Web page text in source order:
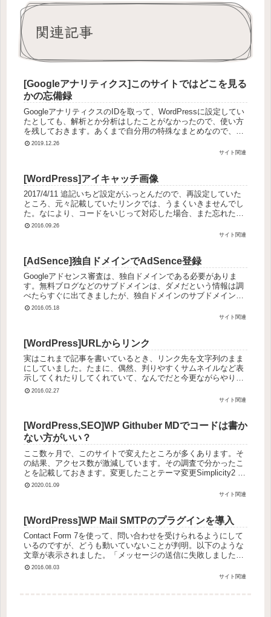
関連記事
[Googleアナリティクス]このサイトではどこを見る
かの忘備録
GoogleアナリティクスのIDを取って、WordPressに設定してい
たとしても、解析とか分析はしたことがなかったので、使い方
を残しておきます。あくまで自分用の特殊なまとめなので、一
般的は話は最後の方に記載したリンクを参照ください。前提
2019.12.26
サイト関連
[WordPress]アイキャッチ画像
2017/4/11 追記いちど設定がふっとんだので、再設定していた
ところ、元々記載していたリンクでは、うまくいきませんでし
た。なにより、コードをいじって対応した場合、また忘れた頃
に悩むので、プラグインで対応しました。＝＝＝＝＝アイキャ
2016.09.26
サイト関連
[AdSence]独自ドメインでAdSence登録
Googleアドセンス審査は、独自ドメインである必要がありま
す。無料ブログなどのサブドメインは、ダメだという情報は調
べたらすぐに出てきましたが、独自ドメインのサブドメインだ
とできるのかどうかって、なかなか情報が得られなかったの
2016.05.18
サイト関連
[WordPress]URLからリンク
実はこれまで記事を書いているとき、リンク先を文字列のまま
にしていました。たまに、偶然、判りやすくサムネイルなど表
示してくれたりしてくれていて、なんでだと今更ながらやり方
を調べました。メディアを追加 URLから挿入 URLを入力
2016.02.27
サイト関連
[WordPress,SEO]WP Githuber MDでコードは書か
ない方がいい？
ここ数ヶ月で、このサイトで変えたところが多くあります。そ
の結果、アクセス数が激減しています。その調査で分かったこ
とを記載しておきます。変更したことテーマ変更Simplicity2 →
Cocoon としたSEO対策が、All in One ...
2020.01.09
サイト関連
[WordPress]WP Mail SMTPのプラグインを導入
Contact Form 7を使って、問い合わせを受けられるようにして
いるのですが、どうも動いていないことが判明。以下のような
文章が表示されました。「メッセージの送信に失敗しました。
後でもう一度お試し下さい。」＃"後でもう一度〜～～"の部
2016.08.03
サイト関連